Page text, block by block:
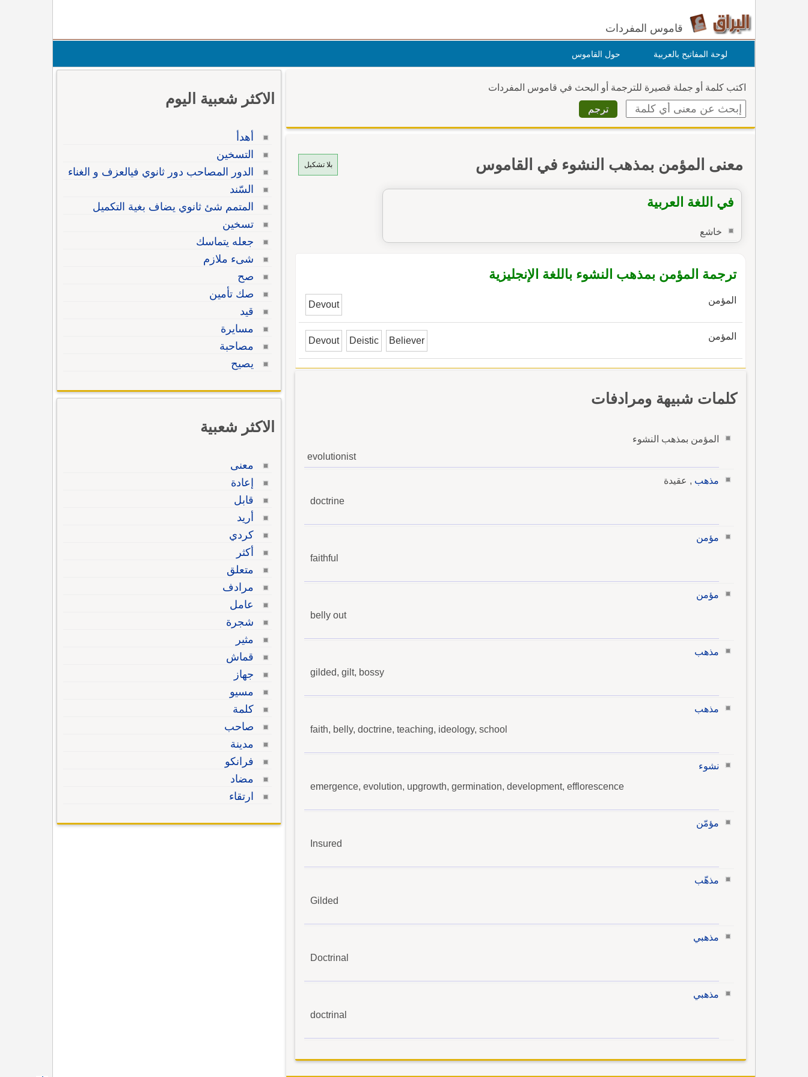
قاموس المفردات
لوحة المفاتيح بالعربية حول القاموس
اكتب كلمة أو جملة قصيرة للترجمة أو البحث في قاموس المفردات
بلا تشكيل معنى المؤمن بمذهب النشوء في القاموس
في اللغة العربية
خاشع
ترجمة المؤمن بمذهب النشوء باللغة الإنجليزية
المؤمن Devout
المؤمن Devout Deistic Believer
كلمات شبيهة ومرادفات
المؤمن بمذهب النشوء
evolutionist
مذهب , عقيدة
doctrine
مؤمن
faithful
مؤمن
belly out
مذهب
gilded, gilt, bossy
مذهب
faith, belly, doctrine, teaching, ideology, school
نشوء
emergence, evolution, upgrowth, germination, development, efflorescence
مؤمّن
Insured
مذهّب
Gilded
مذهبي
Doctrinal
مذهبي
doctrinal
الاكثر شعبية اليوم
أهدأ
التسخين
الدور المصاحب دور ثانوي فيالعزف و الغناء
السّند
المتمم شئ ثانوي يضاف بغية التكميل
تسخين
جعله يتماسك
شىء ملازم
صح
صك تأمين
قيد
مسايرة
مصاحبة
يصيح
الاكثر شعبية
معنى
إعادة
قابل
أريد
كردي
أكثر
متعلق
مرادف
عامل
شجرة
مثير
قماش
جهاز
مسيو
كلمة
صاحب
مدينة
فرانكو
مضاد
ارتقاء